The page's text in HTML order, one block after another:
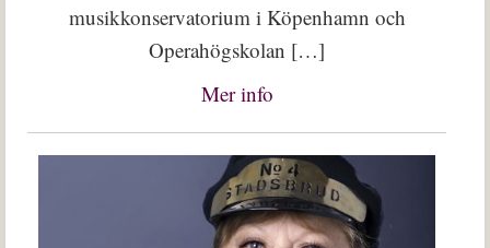
musikkonservatorium i Köpenhamn och
Operahögskolan […]
Mer info